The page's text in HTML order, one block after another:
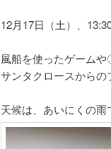
12月17日（土）、
風船を使ったゲームや
サンタクロースからの
天候は、あいにくの雨